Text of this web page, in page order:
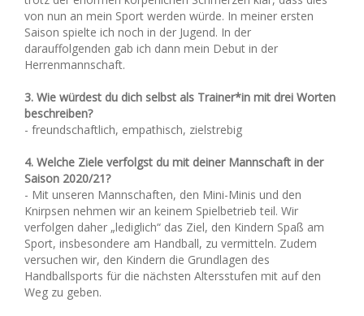
von nun an mein Sport werden würde. In meiner ersten
Saison spielte ich noch in der Jugend. In der
darauffolgenden gab ich dann mein Debut in der
Herrenmannschaft.
3. Wie würdest du dich selbst als Trainer*in mit drei Worten
beschreiben?
- freundschaftlich, empathisch, zielstrebig
4. Welche Ziele verfolgst du mit deiner Mannschaft in der
Saison 2020/21?
- Mit unseren Mannschaften, den Mini-Minis und den
Knirpsen nehmen wir an keinem Spielbetrieb teil. Wir
verfolgen daher „lediglich“ das Ziel, den Kindern Spaß am
Sport, insbesondere am Handball, zu vermitteln. Zudem
versuchen wir, den Kindern die Grundlagen des
Handballsports für die nächsten Altersstufen mit auf den
Weg zu geben.